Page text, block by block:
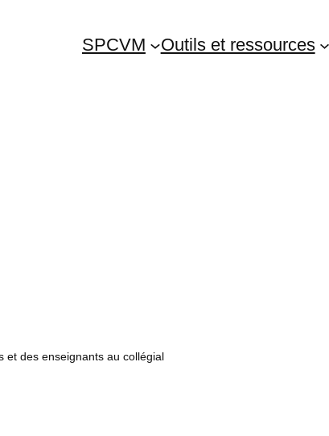
SPCVM Outils et ressources
et des enseignants au collégial